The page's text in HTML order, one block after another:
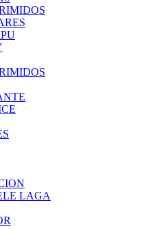
LAGA